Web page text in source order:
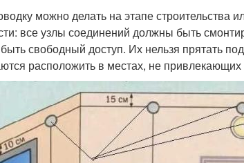
можно делать на этапе строительства
все узлы соединений должны быть
свободный доступ. Их нельзя прятать
расположить в местах, не